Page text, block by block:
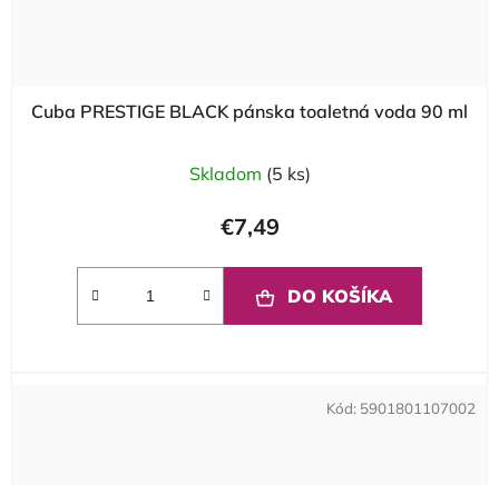
Cuba PRESTIGE BLACK pánska toaletná voda 90 ml
Skladom (5 ks)
€7,49
DO KOŠÍKA
Kód: 5901801107002